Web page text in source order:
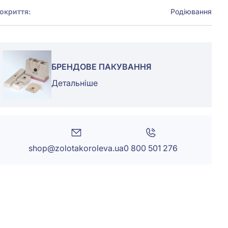
Родіювання
БРЕНДОВЕ ПАКУВАННЯ
Детальніше
shop@zolotakoroleva.ua0 800 501 276